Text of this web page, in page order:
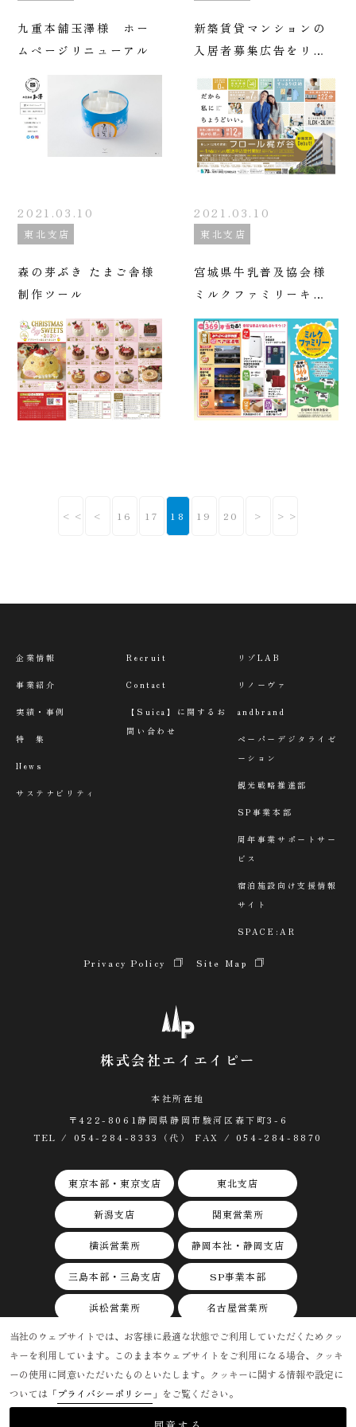
九重本舗玉澤様 ホー
ムページリニューアル
新築賃貸マンションの
入居者募集広告をリア
ス・メディアでサポー
ト
2021.03.10
東北支店
森の芽ぶき たまご舎様
制作ツール
2021.03.10
東北支店
宮城県牛乳普及協会様
ミルクファミリーキャ
ンペーン
<< < 16 17 18 19 20 > >>
株式会社エイエイピー
本社所在地
〒422-8061静岡県静岡市駿河区森下町3-6
TEL / 054-284-8333（代） FAX / 054-284-8870
東京本部・東京支店 東北支店
新潟支店 関東営業所
横浜営業所 静岡本社・静岡支店
三島本部・三島支店 SP事業本部
浜松営業所 名古屋営業所
関西支店
企業情報
事業紹介
実績・事例
特 集
News
サステナビリティ
Recruit
Contact
【Suica】に関するお
問い合わせ
リゾLAB
リノーヴァ
andbrand
ペーパーデジタライゼ
ーション
観光戦略推進部
SP事業本部
周年事業サポートサー
ビス
宿泊施設向け支援情報
サイト
SPACE:AR
Privacy Policy Site Map
©AAP, Inc.
当社のウェブサイトでは、お客様に最適な状態でご利用していただくためクッ
キーを利用しています。このまま本ウェブサイトをご利用になる場合、クッキ
ーの使用に同意いただいたものといたします。クッキーに関する情報や設定に
ついては「プライバシーポリシー 」をご覧ください。